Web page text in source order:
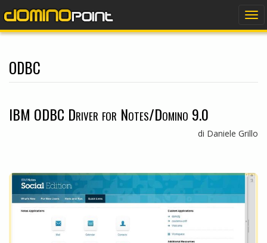
odbc
IBM ODBC Driver for Notes/Domino 9.0
di Daniele Grillo